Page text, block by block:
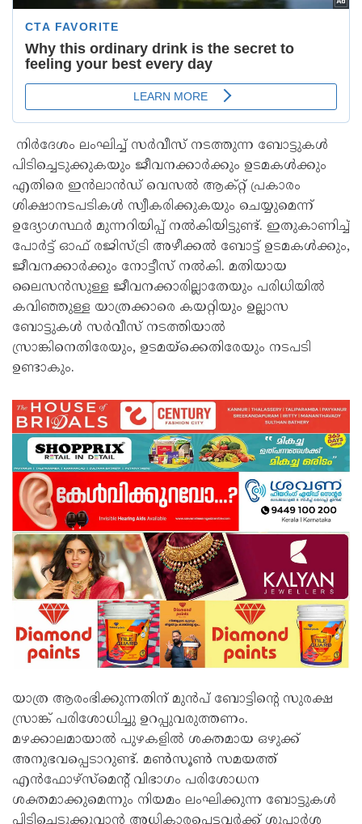
നിർദേശം ലംഘിച്ച് സർവീസ് നടത്തുന്ന ബോട്ടുകൾ
പിടിച്ചെടുക്കുകയും ജീവനക്കാർക്കും ഉടമകൾക്കും
എതിരെ ഇൻലാൻഡ് വെസൽ ആക്റ്റ് പ്രകാരം
ശിക്ഷാനടപടികൾ സ്വീകരിക്കുകയും ചെയ്യുമെന്ന്
ഉദ്യോഗസ്ഥർ മുന്നറിയിപ്പ് നൽകിയിട്ടുണ്ട്. ഇതുകാണിച്ച്
പോർട്ട് ഓഫ് രജിസ്ട്രി അഴീക്കൽ ബോട്ട് ഉടമകൾക്കും,
ജീവനക്കാർക്കും നോട്ടീസ് നൽകി. മതിയായ
ലൈസൻസുള്ള ജീവനക്കാരില്ലാതേയും പരിധിയിൽ
കവിഞ്ഞുള്ള യാത്രക്കാരെ കയറ്റിയും ഉല്ലാസ
ബോട്ടുകൾ സർവീസ് നടത്തിയാൽ
സ്രാങ്കിനെതിരേയും, ഉടമയ്‌ക്കെതിരേയും നടപടി
ഉണ്ടാകും.
യാത്ര ആരംഭിക്കുന്നതിന് മുൻപ് ബോട്ടിന്റെ സുരക്ഷ
സ്രാങ്ക് പരിശോധിച്ചു ഉറപ്പുവരുത്തണം.
മഴക്കാലമായാൽ പുഴകളിൽ ശക്തമായ ഒഴുക്ക്
അനുഭവപ്പെടാറുണ്ട്. മൺസൂൺ സമയത്ത്
എൻഫോഴ്‌സ്‌മെന്റ് വിഭാഗം പരിശോധന
ശക്തമാക്കുമെന്നും നിയമം ലംഘിക്കുന്ന ബോട്ടുകൾ
പിടിച്ചെടുക്കുവാൻ അധികാരപ്പെട്ടവർക്ക് ശുപാർശ